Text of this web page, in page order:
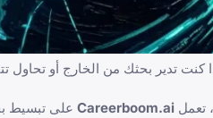
كنت تدير بحثك من الخارج أو تحاول
تعمل Careerboom.ai على تبسيط